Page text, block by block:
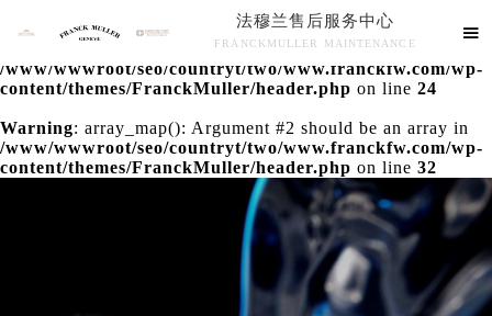
Warning: extract() expects parameter 1 to be array, null
/www/wwwroot/seo/countryt/two/www.franckfw.com/wp-
content/themes/FranckMuller/header.php on line 24
Warning: array_map(): Argument #2 should be an array in
/www/wwwroot/seo/countryt/two/www.franckfw.com/wp-
content/themes/FranckMuller/header.php on line 32
法穆兰售后服务中心
FRANCKMULLER MAINTENANCE

法穆兰售后服务中心竭诚为您服务！